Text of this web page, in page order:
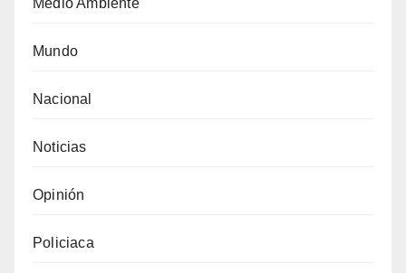
Mundo
Nacional
Noticias
Opinión
Policiaca